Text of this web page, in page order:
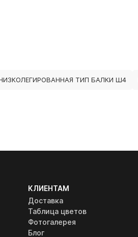
ТИП БАЛКИ Ш4
КЛИЕНТАМ
Доставка
Таблица цветов
Фотогалерея
Блог